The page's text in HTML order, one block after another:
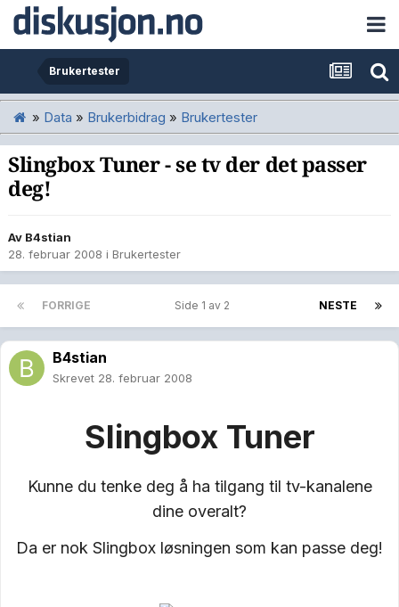
Brukertester
» Data » Brukerbidrag » Brukertester
Slingbox Tuner - se tv der det passer
deg!
Av B4stian
28. februar 2008 i Brukertester
FORRIGE NESTE
Side 1 av 2
B4stian
Skrevet 28. februar 2008
Slingbox Tuner
Kunne du tenke deg å ha tilgang til tv-kanalene
dine overalt?
Da er nok Slingbox løsningen som kan passe deg!